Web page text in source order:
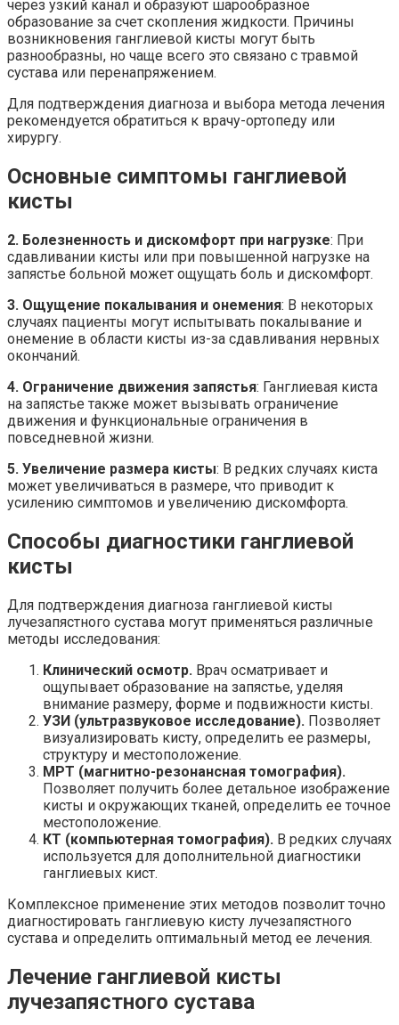
через узкий канал и образуют шарообразное
образование за счет скопления жидкости. Причины
возникновения ганглиевой кисты могут быть
разнообразны, но чаще всего это связано с травмой
сустава или перенапряжением.
Для подтверждения диагноза и выбора метода лечения
рекомендуется обратиться к врачу-ортопеду или
хирургу.
Основные симптомы ганглиевой
кисты
2. Болезненность и дискомфорт при нагрузке: При
сдавливании кисты или при повышенной нагрузке на
запястье больной может ощущать боль и дискомфорт.
3. Ощущение покалывания и онемения: В некоторых
случаях пациенты могут испытывать покалывание и
онемение в области кисты из-за сдавливания нервных
окончаний.
4. Ограничение движения запястья: Ганглиевая киста
на запястье также может вызывать ограничение
движения и функциональные ограничения в
повседневной жизни.
5. Увеличение размера кисты: В редких случаях киста
может увеличиваться в размере, что приводит к
усилению симптомов и увеличению дискомфорта.
Способы диагностики ганглиевой
кисты
Для подтверждения диагноза ганглиевой кисты
лучезапястного сустава могут применяться различные
методы исследования:
Клинический осмотр. Врач осматривает и
ощупывает образование на запястье, уделяя
внимание размеру, форме и подвижности кисты.
УЗИ (ультразвуковое исследование). Позволяет
визуализировать кисту, определить ее размеры,
структуру и местоположение.
МРТ (магнитно-резонансная томография).
Позволяет получить более детальное изображение
кисты и окружающих тканей, определить ее точное
местоположение.
КТ (компьютерная томография). В редких случаях
используется для дополнительной диагностики
ганглиевых кист.
Комплексное применение этих методов позволит точно
диагностировать ганглиевую кисту лучезапястного
сустава и определить оптимальный метод ее лечения.
Лечение ганглиевой кисты
лучезапястного сустава